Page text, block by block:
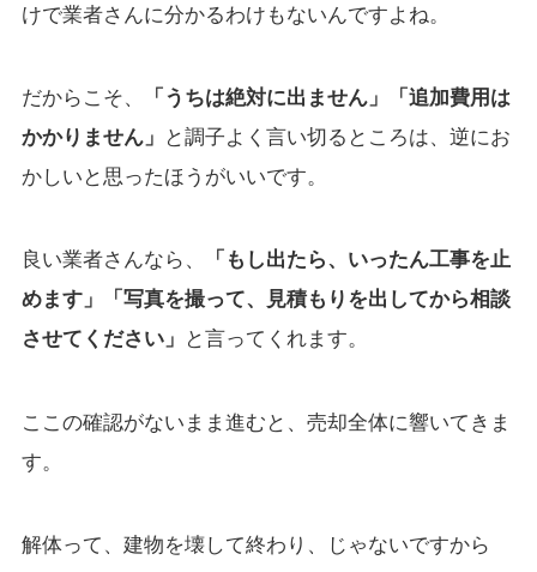
けで業者さんに分かるわけもないんですよね。
だからこそ、
「うちは絶対に出ません」「追加費用は
かかりません」
と調子よく言い切るところは、逆にお
かしいと思ったほうがいいです。
良い業者さんなら、
「もし出たら、いったん工事を止
めます」「写真を撮って、見積もりを出してから相談
させてください」
と言ってくれます。
ここの確認がないまま進むと、売却全体に響いてきま
す。
解体って、建物を壊して終わり、じゃないですから